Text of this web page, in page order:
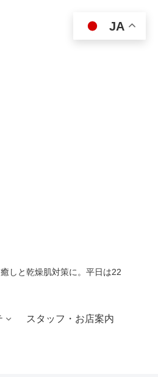
しと乾燥肌対策に。平日は22
スタッフ・お店案内
JA